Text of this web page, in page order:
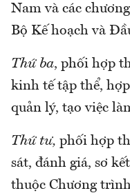
Nam và các
Bộ Kế hoạch và
Thứ ba, phối hợp
kinh tế tập thể,
quản lý, tạo việc
Thứ tư, phối hợp
sát, đánh giá, sơ
thuộc Chương